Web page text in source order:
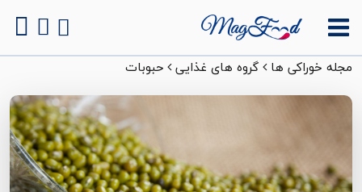
مجله خوراکی ها گروه های غذایی حبوبات